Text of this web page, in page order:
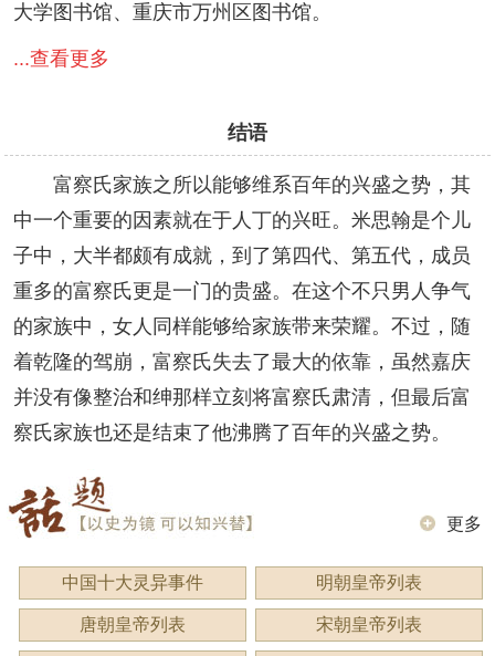
大学图书馆、重庆市万州区图书馆。
...查看更多
结语
富察氏家族之所以能够维系百年的兴盛之势，其
中一个重要的因素就在于人丁的兴旺。米思翰是个儿
子中，大半都颇有成就，到了第四代、第五代，成员
重多的富察氏更是一门的贵盛。在这个不只男人争气
的家族中，女人同样能够给家族带来荣耀。不过，随
着乾隆的驾崩，富察氏失去了最大的依靠，虽然嘉庆
并没有像整治和绅那样立刻将富察氏肃清，但最后富
察氏家族也还是结束了他沸腾了百年的兴盛之势。
更多
中国十大灵异事件 明朝皇帝列表
唐朝皇帝列表 宋朝皇帝列表